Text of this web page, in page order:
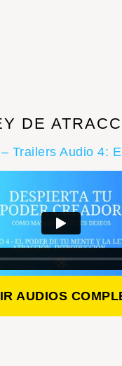
DE
Trailers Audio 4:
AUDIOS